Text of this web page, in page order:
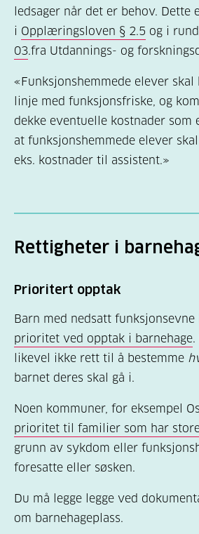
ledsager når det er behov. Dette
i Opplæringsloven § 2.5 og i
03.fra Utdannings- og
«Funksjonshemmede elever
linje med funksjonsfriske, og
dekke eventuelle kostnader som
at funksjonshemmede elever
eks. kostnader til assistent.»
Rettigheter i
Prioritert opptak
Barn med nedsatt funksjonsevne
prioritet ved opptak i barnehage.
likevel ikke rett til å bestemme
barnet deres skal gå i.
Noen kommuner, for eksempel
prioritet til familier som har
grunn av sykdom eller
foresatte eller søsken.
Du må legge legge ved
om barnehageplass.